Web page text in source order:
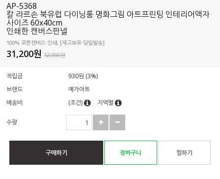
AP-5368
칼 라르손 북유럽 다이닝룸 명화그림 아트프린팅 인테리어액자
사이즈 60x40cm
인쇄한 캔버스판넬
100% 코튼캔버스 인쇄, [재고보유 당일발송]
31,200원52,000원
적립금
930원 (3%)
브랜드
예가아트
배송비
(조건) 지역별
수량
구매하기 장바구니 찜하기